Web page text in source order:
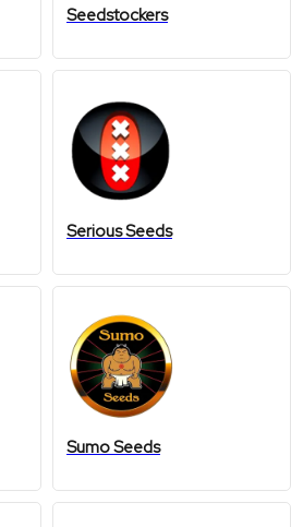
Seedstockers
Serious Seeds
Sumo Seeds